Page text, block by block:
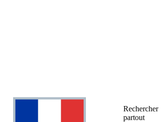
Rechercher
partout